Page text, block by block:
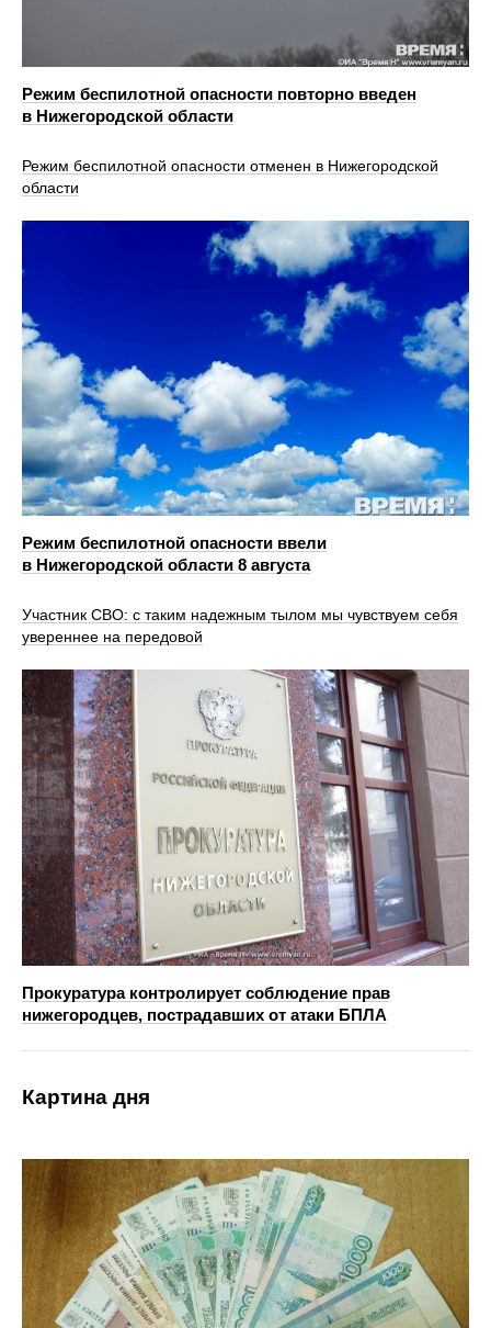
Режим беспилотной опасности повторно введен
в Нижегородской области
Режим беспилотной опасности отменен в Нижегородской
области
Режим беспилотной опасности ввели
в Нижегородской области 8 августа
Участник СВО: с таким надежным тылом мы чувствуем себя
увереннее на передовой
Прокуратура контролирует соблюдение прав
нижегородцев, пострадавших от атаки БПЛА
Картина дня